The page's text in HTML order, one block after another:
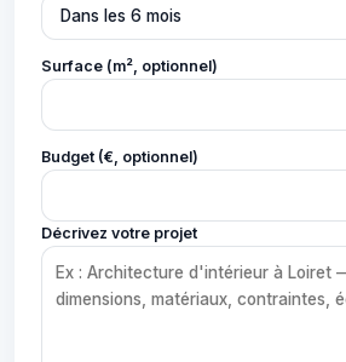
Surface (m², optionnel)
Budget (€, optionnel)
Décrivez votre projet